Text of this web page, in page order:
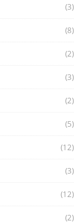
(3)
(8)
(2)
(3)
(2)
(5)
(12)
(3)
(12)
(2)